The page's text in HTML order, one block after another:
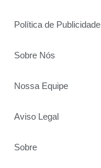
Política de Publicidade
Sobre Nós
Nossa Equipe
Aviso Legal
Sobre